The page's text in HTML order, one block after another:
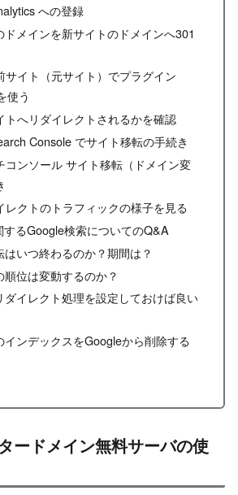
への登録
ドメインを新サイトのドメインへ301
サイト（元サイト）でプラグイン
使う
トへリダイレクトされるかを確認
Console でサイト移転の手続き
コンソール サイト移転（ドメイン変
レクトのトラフィックの様子を見る
るGoogle検索についてのQ&A
はいつ終わるのか？期間は？
順位は変動するのか？
ダイレクト処理を設定しておけば良い
インデックスをGoogleから削除する
ードメイン無料サーバの使